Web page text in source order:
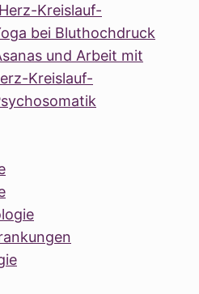
Kreislauf-
bei Bluthochdruck
und Arbeit mit
Kreislauf-